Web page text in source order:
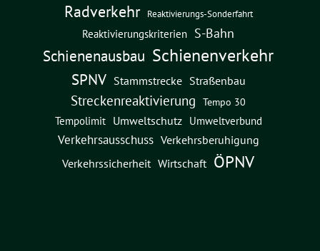
Radverkehr Reaktivierungs-Sonderfahrt
Reaktivierungskriterien S-Bahn
Schienenausbau Schienenverkehr
SPNV Stammstrecke Straßenbau
Streckenreaktivierung Tempo 30
Tempolimit Umweltschutz Umweltverbund
Verkehrsausschuss Verkehrsberuhigung
Verkehrssicherheit Wirtschaft ÖPNV